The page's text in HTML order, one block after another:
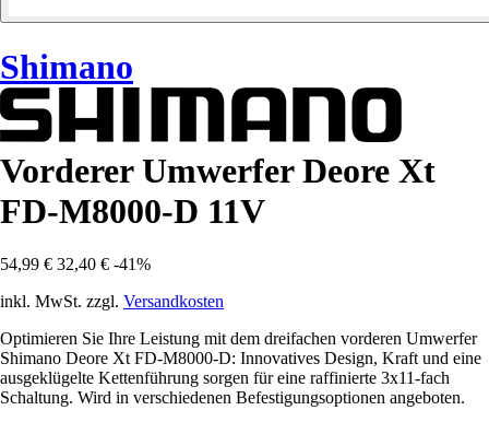
Shimano
Vorderer Umwerfer Deore Xt
FD-M8000-D 11V
54,99 € 32,40 € -41%
inkl. MwSt. zzgl. Versandkosten
Optimieren Sie Ihre Leistung mit dem dreifachen vorderen Umwerfer
Shimano Deore Xt FD-M8000-D: Innovatives Design, Kraft und eine
ausgeklügelte Kettenführung sorgen für eine raffinierte 3x11-fach
Schaltung. Wird in verschiedenen Befestigungsoptionen angeboten.